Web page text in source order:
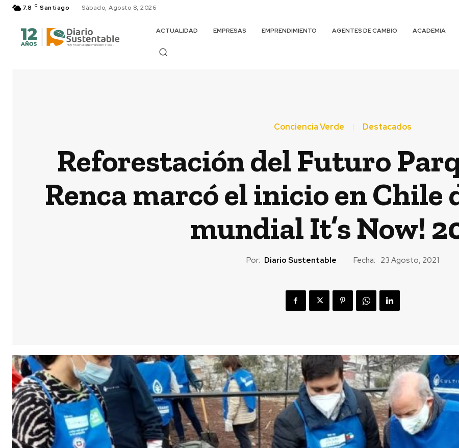
7.8 C Santiago Sábado, Agosto 8, 2026
ACTUALIDAD EMPRESAS EMPRENDIMIENTO AGENTES DE CAMBIO ACADEMIA
Conciencia Verde Destacados
Reforestación del Futuro
Renca marcó el inicio en Chile
mundial It’s Now!
Por: Diario Sustentable Fecha: 23 Agosto, 2021